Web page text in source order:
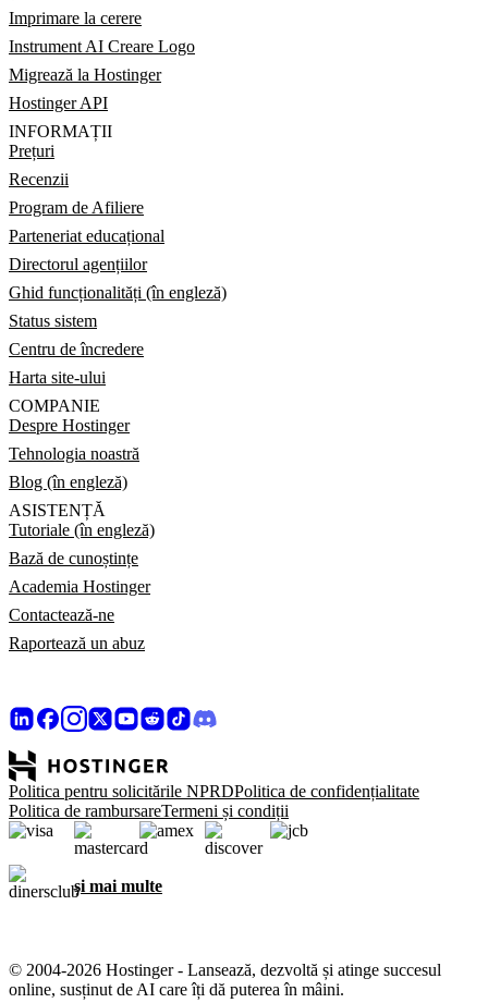
Imprimare la cerere
Instrument AI Creare Logo
Migrează la Hostinger
Hostinger API
INFORMAȚII
Prețuri
Recenzii
Program de Afiliere
Parteneriat educațional
Directorul agențiilor
Ghid funcționalități (în engleză)
Status sistem
Centru de încredere
Harta site-ului
COMPANIE
Despre Hostinger
Tehnologia noastră
Blog (în engleză)
ASISTENȚĂ
Tutoriale (în engleză)
Bază de cunoștințe
Academia Hostinger
Contactează-ne
Raportează un abuz
Politica pentru solicitările NPRDPolitica de confidențialitate
Politica de rambursareTermeni și condiții
și mai multe
© 2004-2026 Hostinger - Lansează, dezvoltă și atinge succesul
online, susținut de AI care îți dă puterea în mâini.